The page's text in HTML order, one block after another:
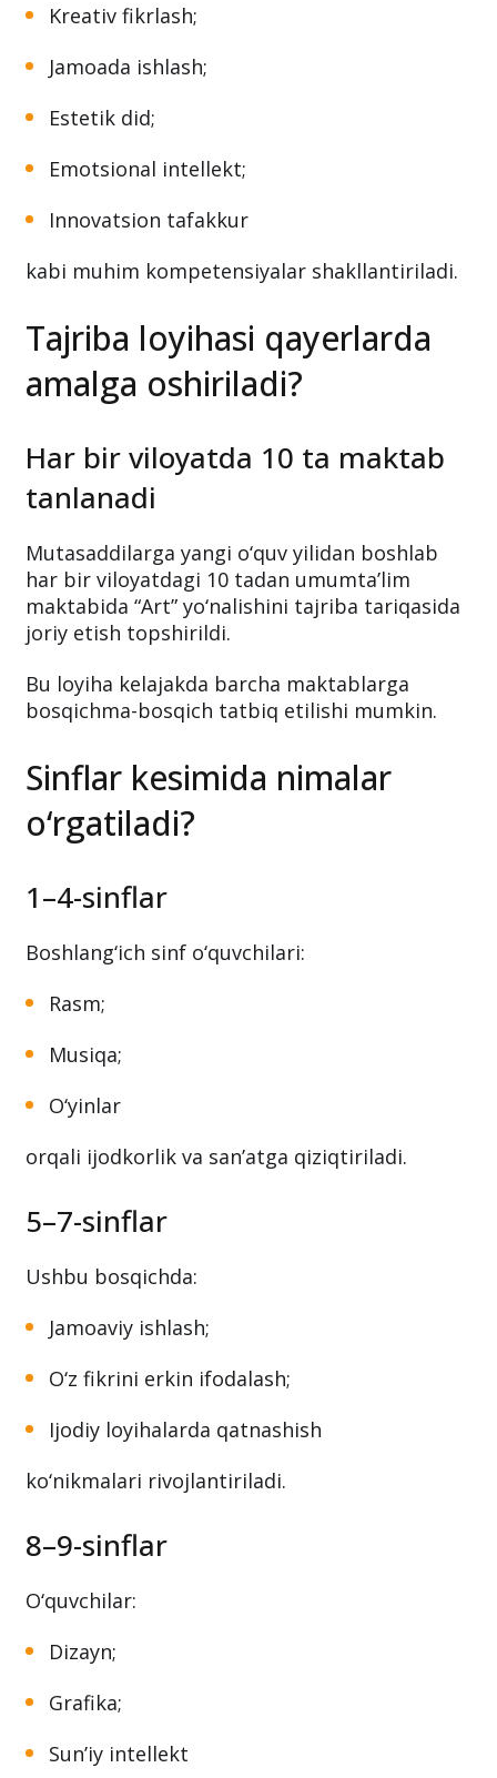
Kreativ fikrlash;
Jamoada ishlash;
Estetik did;
Emotsional intellekt;
Innovatsion tafakkur
kabi muhim kompetensiyalar shakllantiriladi.
Tajriba loyihasi qayerlarda
amalga oshiriladi?
Har bir viloyatda 10 ta maktab
tanlanadi
Mutasaddilarga yangi o‘quv yilidan boshlab
har bir viloyatdagi 10 tadan umumta’lim
maktabida “Art” yo‘nalishini tajriba tariqasida
joriy etish topshirildi.
Bu loyiha kelajakda barcha maktablarga
bosqichma-bosqich tatbiq etilishi mumkin.
Sinflar kesimida nimalar
o‘rgatiladi?
1–4-sinflar
Boshlang‘ich sinf o‘quvchilari:
Rasm;
Musiqa;
O‘yinlar
orqali ijodkorlik va san’atga qiziqtiriladi.
5–7-sinflar
Ushbu bosqichda:
Jamoaviy ishlash;
O‘z fikrini erkin ifodalash;
Ijodiy loyihalarda qatnashish
ko‘nikmalari rivojlantiriladi.
8–9-sinflar
O‘quvchilar:
Dizayn;
Grafika;
Sun’iy intellekt